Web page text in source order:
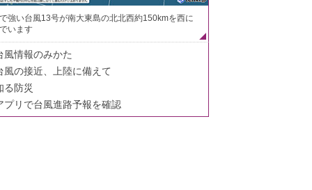
強い台風13号が南大東島の北北西約150kmを西に
います
風情報のみかた
風の接近、上陸に備えて
る防災
プリで台風進路予報を確認